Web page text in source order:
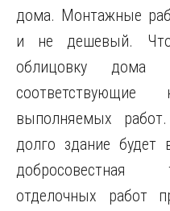
дома. Монтажные
и не дешевый.
облицовку дома
выполняемых
долго здание будет
добросовестная
отделочных работ